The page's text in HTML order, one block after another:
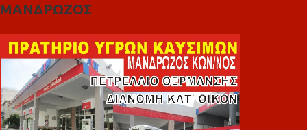
ΜΑΝΔΡΩΖΟΣ